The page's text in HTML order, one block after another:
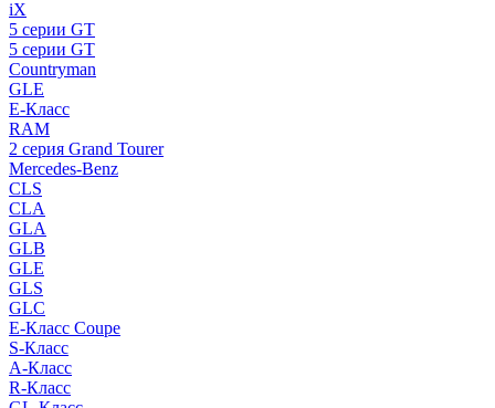
iX
5 серии GT
5 серии GT
Countryman
GLE
E-Класс
RAM
2 серия Grand Tourer
Mercedes-Benz
CLS
CLA
GLA
GLB
GLE
GLS
GLC
E-Класс Coupe
S-Класс
A-Класс
R-Класс